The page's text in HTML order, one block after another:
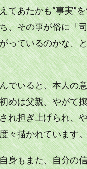
てあたかも“事実”
、その事が俗に「
っているのかな、
でいると、本人の
めは父親、やがて
れ担ぎ上げられ、
々描かれています。
身もまた、自分の